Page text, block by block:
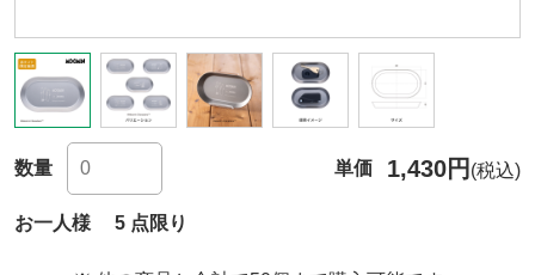
数量 単価 1,430円 (税込)
お一人様 5 点限り